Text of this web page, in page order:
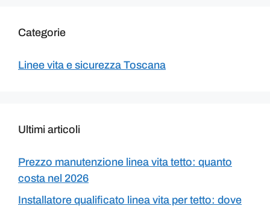
Categorie
Linee vita e sicurezza Toscana
Ultimi articoli
Prezzo manutenzione linea vita tetto: quanto
costa nel 2026
Installatore qualificato linea vita per tetto: dove